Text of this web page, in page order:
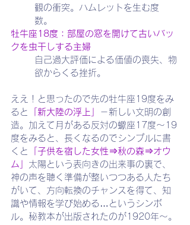
観の衝突。ハムレットを生む度
数。
牡牛座18度：部屋の窓を開けて古いバッ
クを虫干しする主婦
自己過大評価による価値の喪失、物
欲からくる挫折。
ええ！と思ったので先の牡牛座19度をみ
ると
「新大陸の浮上」
－新しい文明の創
造。加えて月がある反対の蠍座17度～19
度をみると、長くなるのでシンプルに書
くと
「子供を宿した女性⇒秋の森⇒オウ
ム」 太陽という表向きの出来事の裏で、
神の声を聴く準備が整いつつある人たち
がいて、方向転換のチャンスを得て、知
識や情報を学び始める…というシンボ
ル。秘教本が出版されたのが1920年～。